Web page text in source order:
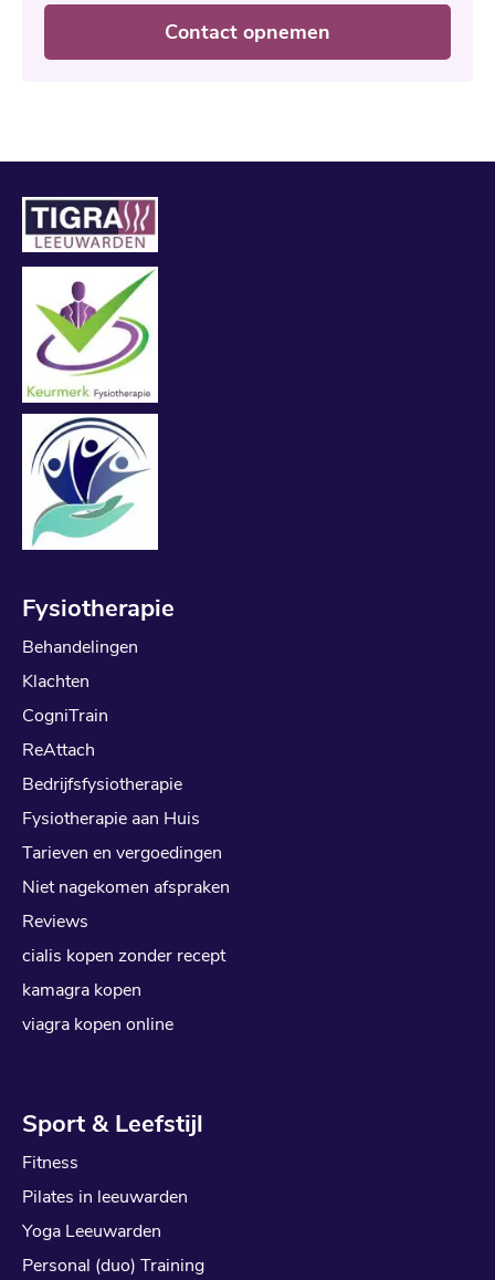
Contact opnemen
Fysiotherapie
Behandelingen
Klachten
CogniTrain
ReAttach
Bedrijfsfysiotherapie
Fysiotherapie aan Huis
Tarieven en vergoedingen
Niet nagekomen afspraken
Reviews
cialis kopen zonder recept
kamagra kopen
viagra kopen online
Sport & Leefstijl
Fitness
Pilates in leeuwarden
Yoga Leeuwarden
Personal (duo) Training